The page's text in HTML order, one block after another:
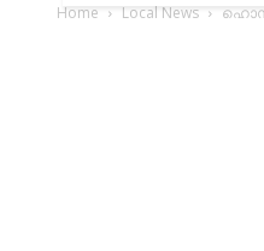
Home Local News